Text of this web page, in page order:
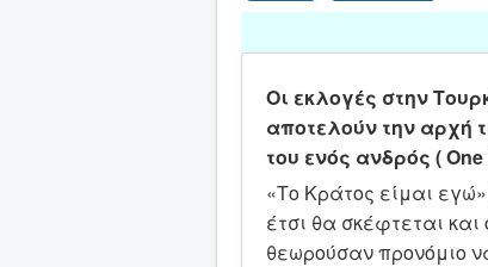
Οι εκλογές στην
αποτελούν την αρχή
του ενός ανδρός ( One
«Το Κράτος είμαι
έτσι θα σκέφτεται
θεωρούσαν προνόμιο